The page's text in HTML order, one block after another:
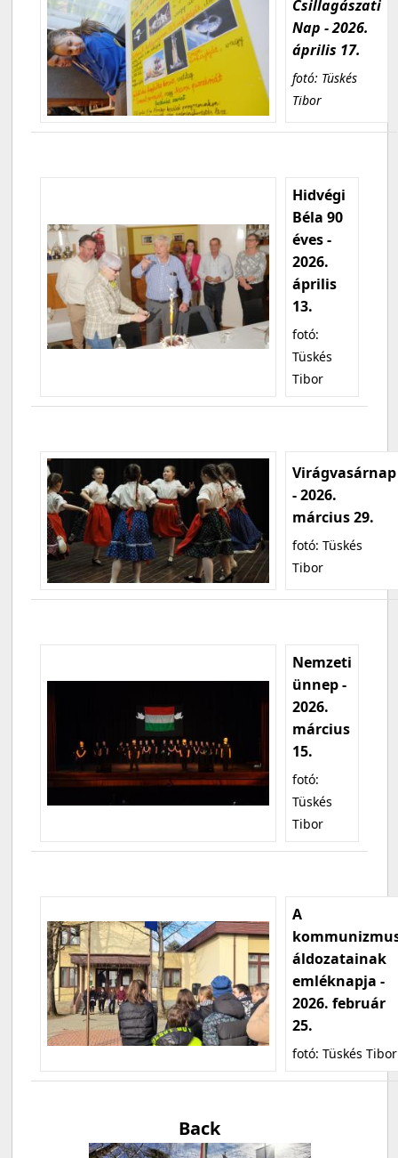
Csillagászati
Nap - 2026.
április 17.
fotó: Tüskés
Tibor
Hidvégi
Béla 90
éves -
2026.
április
13.
fotó:
Tüskés
Tibor
Virágvasárnap
- 2026.
március 29.
fotó: Tüskés
Tibor
Nemzeti
ünnep -
2026.
március
15.
fotó:
Tüskés
Tibor
A
áldozatainak
emléknapja -
2026. február
25.
fotó: Tüskés Tibor
Back